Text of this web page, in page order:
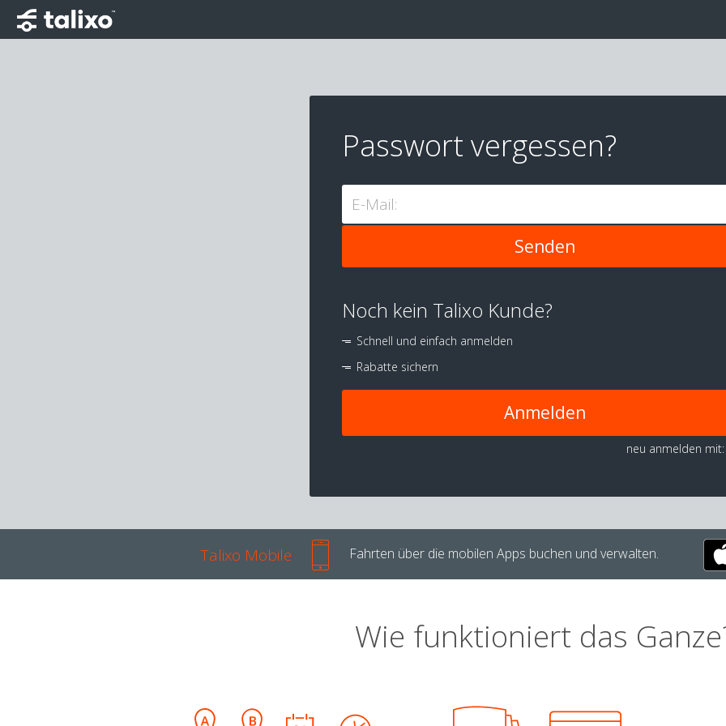
Passwort vergessen?
E-Mail:
Noch kein Talixo Kunde?
Schnell und einfach anmelden
Rabatte sichern
Anmelden
neu anmelden mit:
Talixo Mobile Fahrten über die mobilen Apps buchen und verwalten.
Wie funktioniert das